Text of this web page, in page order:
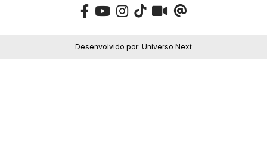
Desenvolvido por: Universo Next